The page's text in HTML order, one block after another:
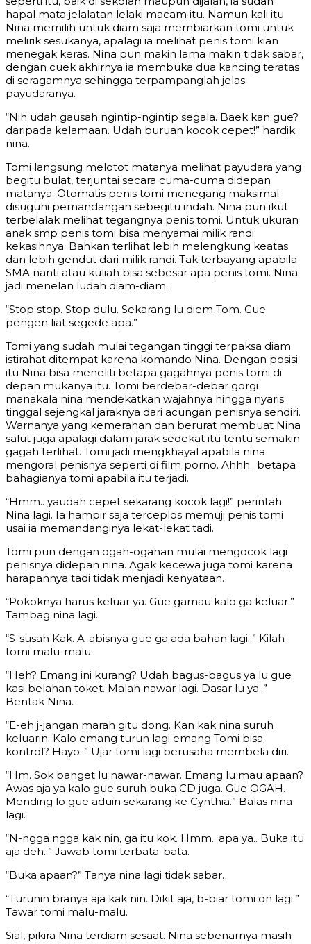
hapal mata jelalatan lelaki macam itu. Namun kali itu
Nina memilih untuk diam saja membiarkan tomi untuk
melirik sesukanya, apalagi ia melihat penis tomi kian
menegak keras. Nina pun makin lama makin tidak sabar,
dengan cuek akhirnya ia membuka dua kancing teratas
di seragamnya sehingga terpampanglah jelas
payudaranya.
“Nih udah gausah ngintip-ngintip segala. Baek kan gue?
daripada kelamaan. Udah buruan kocok cepet!” hardik
nina.
Tomi langsung melotot matanya melihat payudara yang
begitu bulat, terjuntai secara cuma-cuma didepan
matanya. Otomatis penis tomi menegang maksimal
disuguhi pemandangan sebegitu indah. Nina pun ikut
terbelalak melihat tegangnya penis tomi. Untuk ukuran
anak smp penis tomi bisa menyamai milik randi
kekasihnya. Bahkan terlihat lebih melengkung keatas
dan lebih gendut dari milik randi. Tak terbayang apabila
SMA nanti atau kuliah bisa sebesar apa penis tomi. Nina
jadi menelan ludah diam-diam.
“Stop stop. Stop dulu. Sekarang lu diem Tom. Gue
pengen liat segede apa.”
Tomi yang sudah mulai tegangan tinggi terpaksa diam
istirahat ditempat karena komando Nina. Dengan posisi
itu Nina bisa meneliti betapa gagahnya penis tomi di
depan mukanya itu. Tomi berdebar-debar gorgi
manakala nina mendekatkan wajahnya hingga nyaris
tinggal sejengkal jaraknya dari acungan penisnya sendiri.
Warnanya yang kemerahan dan berurat membuat Nina
salut juga apalagi dalam jarak sedekat itu tentu semakin
gagah terlihat. Tomi jadi mengkhayal apabila nina
mengoral penisnya seperti di film porno. Ahhh.. betapa
bahagianya tomi apabila itu terjadi.
“Hmm.. yaudah cepet sekarang kocok lagi!” perintah
Nina lagi. Ia hampir saja terceplos memuji penis tomi
usai ia memandanginya lekat-lekat tadi.
Tomi pun dengan ogah-ogahan mulai mengocok lagi
penisnya didepan nina. Agak kecewa juga tomi karena
harapannya tadi tidak menjadi kenyataan.
“Pokoknya harus keluar ya. Gue gamau kalo ga keluar.”
Tambag nina lagi.
“S-susah Kak. A-abisnya gue ga ada bahan lagi..” Kilah
tomi malu-malu.
“Heh? Emang ini kurang? Udah bagus-bagus ya lu gue
kasi belahan toket. Malah nawar lagi. Dasar lu ya..”
Bentak Nina.
“E-eh j-jangan marah gitu dong. Kan kak nina suruh
keluarin. Kalo emang turun lagi emang Tomi bisa
kontrol? Hayo..” Ujar tomi lagi berusaha membela diri.
“Hm. Sok banget lu nawar-nawar. Emang lu mau apaan?
Awas aja ya kalo gue suruh buka CD juga. Gue OGAH.
Mending lo gue aduin sekarang ke Cynthia.” Balas nina
lagi.
“N-ngga ngga kak nin, ga itu kok. Hmm.. apa ya.. Buka itu
aja deh..” Jawab tomi terbata-bata.
“Buka apaan?” Tanya nina lagi tidak sabar.
“Turunin branya aja kak nin. Dikit aja, b-biar tomi on lagi.”
Tawar tomi malu-malu.
Sial, pikira Nina terdiam sesaat. Nina sebenarnya masih